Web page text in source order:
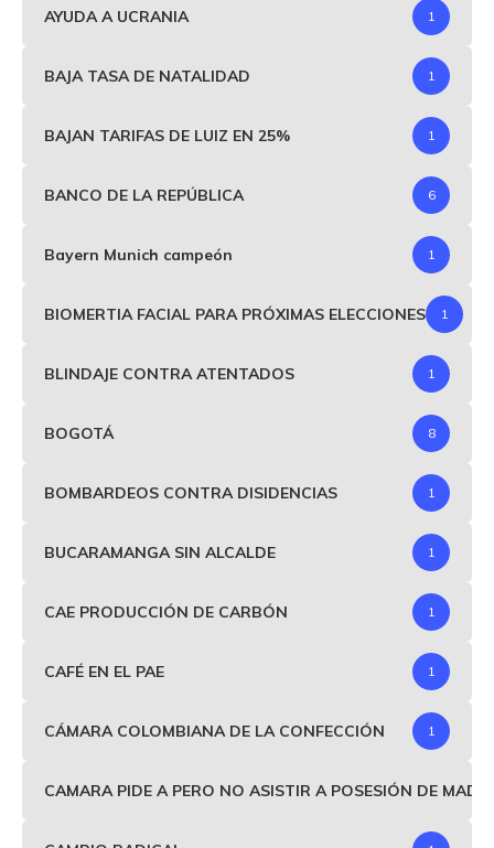
AYUDA A UCRANIA 1
BAJA TASA DE NATALIDAD 1
BAJAN TARIFAS DE LUIZ EN 25% 1
BANCO DE LA REPÚBLICA 6
Bayern Munich campeón 1
BIOMERTIA FACIAL PARA PRÓXIMAS ELECCIONES 1
BLINDAJE CONTRA ATENTADOS 1
BOGOTÁ 8
BOMBARDEOS CONTRA DISIDENCIAS 1
BUCARAMANGA SIN ALCALDE 1
CAE PRODUCCIÓN DE CARBÓN 1
CAFÉ EN EL PAE 1
CÁMARA COLOMBIANA DE LA CONFECCIÓN 1
CAMARA PIDE A PERO NO ASISTIR A POSESIÓN DE